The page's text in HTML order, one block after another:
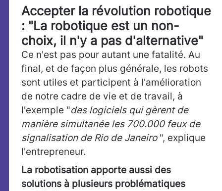
Accepter la révolution robotique
: "La robotique est un non-
choix, il n'y a pas d'alternative"
Ce n'est pas pour autant une fatalité. Au
final, et de façon plus générale, les robots
sont utiles et participent à l'amélioration
de notre cadre de vie et de travail, à
l'exemple "des logiciels qui gèrent de
manière simultanée les 700.000 feux de
signalisation de Rio de Janeiro", explique
l'entrepreneur.
La robotisation apporte aussi des
solutions à plusieurs problématiques